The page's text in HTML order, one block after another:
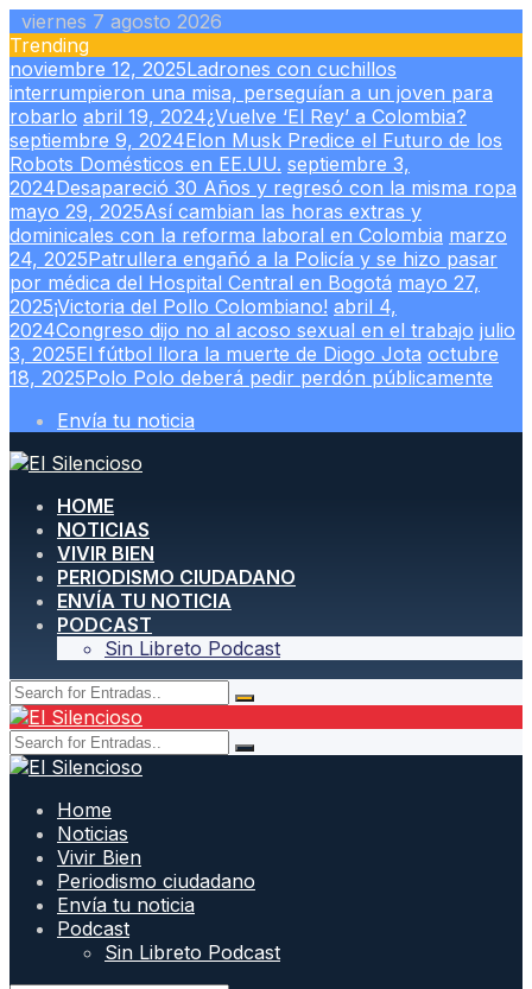
Skip
to
content
viernes 7 agosto 2026
Trending
noviembre 12, 2025Ladrones con cuchillos
interrumpieron una misa, perseguían a un joven para
robarlo abril 19, 2024¿Vuelve ‘El Rey’ a Colombia?
septiembre 9, 2024Elon Musk Predice el Futuro de los
Robots Domésticos en EE.UU. septiembre 3,
2024Desapareció 30 Años y regresó con la misma ropa
mayo 29, 2025Así cambian las horas extras y
dominicales con la reforma laboral en Colombia marzo
24, 2025Patrullera engañó a la Policía y se hizo pasar
por médica del Hospital Central en Bogotá mayo 27,
2025¡Victoria del Pollo Colombiano! abril 4,
2024Congreso dijo no al acoso sexual en el trabajo julio
3, 2025El fútbol llora la muerte de Diogo Jota octubre
18, 2025Polo Polo deberá pedir perdón públicamente
Envía tu noticia
HOME
NOTICIAS
VIVIR BIEN
PERIODISMO CIUDADANO
ENVÍA TU NOTICIA
PODCAST
Sin Libreto Podcast
Home
Noticias
Vivir Bien
Periodismo ciudadano
Envía tu noticia
Podcast
Sin Libreto Podcast